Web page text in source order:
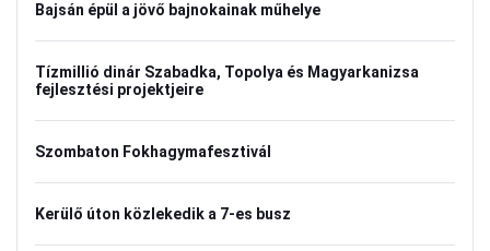
Bajsán épül a jövő bajnokainak műhelye
Tízmillió dinár Szabadka, Topolya és Magyarkanizsa
fejlesztési projektjeire
Szombaton Fokhagymafesztivál
Kerülő úton közlekedik a 7-es busz